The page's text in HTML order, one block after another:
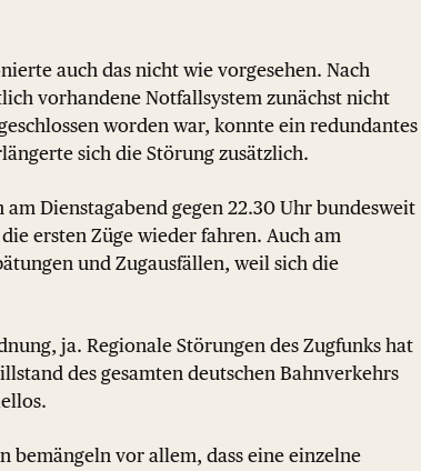
auch das nicht wie vorgesehen. Nach
vorhandene Notfallsystem zunächst nicht
worden war, konnte ein redundantes
sich die Störung zusätzlich.
Dienstagabend gegen 22.30 Uhr bundesweit
ersten Züge wieder fahren. Auch am
und Zugausfällen, weil sich die
ja. Regionale Störungen des Zugfunks hat
des gesamten deutschen Bahnverkehrs
bemängeln vor allem, dass eine einzelne